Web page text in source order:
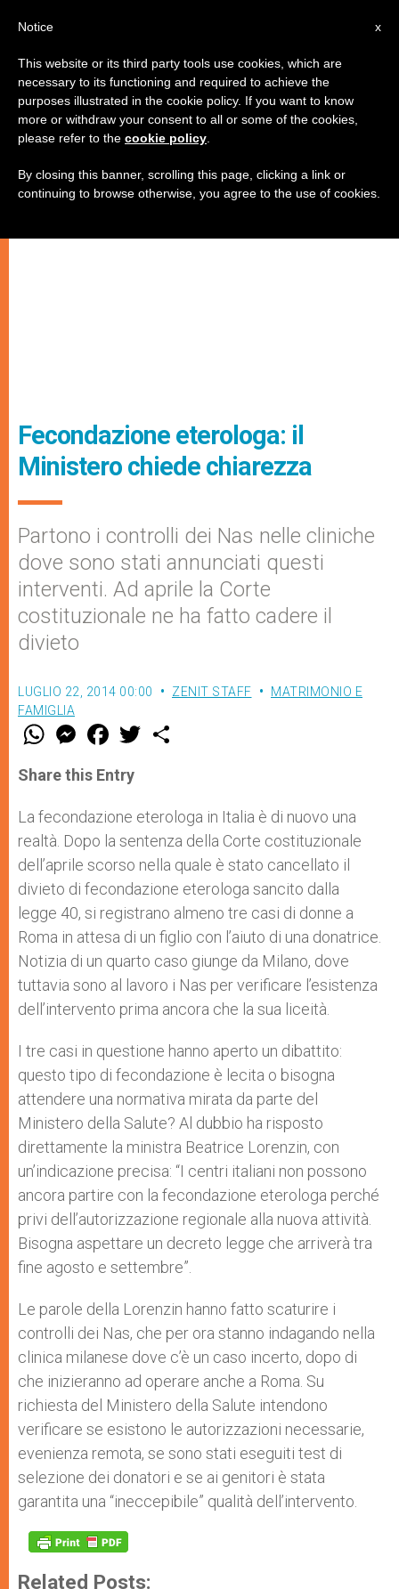
Fecondazione eterologa: il
Ministero chiede chiarezza
Partono i controlli dei Nas nelle cliniche
dove sono stati annunciati questi
interventi. Ad aprile la Corte
costituzionale ne ha fatto cadere il
divieto
LUGLIO 22, 2014 00:00 ZENIT STAFF
MATRIMONIO E
FAMIGLIA
W
t
s
p
p
M
e
s
e
g
e
r
F
a
e
b
o
k
w
r
Share this Entry
La fecondazione eterologa in Italia è di nuovo una
realtà. Dopo la sentenza della Corte costituzionale
dell’aprile scorso nella quale è stato cancellato il
divieto di fecondazione eterologa sancito dalla
legge 40, si registrano almeno tre casi di donne a
Roma in attesa di un figlio con l’aiuto di una donatrice.
Notizia di un quarto caso giunge da Milano, dove
tuttavia sono al lavoro i Nas per verificare l’esistenza
dell’intervento prima ancora che la sua liceità.
I tre casi in questione hanno aperto un dibattito:
questo tipo di fecondazione è lecita o bisogna
attendere una normativa mirata da parte del
Ministero della Salute? Al dubbio ha risposto
direttamente la ministra Beatrice Lorenzin, con
un’indicazione precisa: “I centri italiani non possono
ancora partire con la fecondazione eterologa perché
privi dell’autorizzazione regionale alla nuova attività.
Bisogna aspettare un decreto legge che arriverà tra
fine agosto e settembre”.
Le parole della Lorenzin hanno fatto scaturire i
controlli dei Nas, che per ora stanno indagando nella
clinica milanese dove c’è un caso incerto, dopo di
che inizieranno ad operare anche a Roma. Su
richiesta del Ministero della Salute intendono
verificare se esistono le autorizzazioni necessarie,
evenienza remota, se sono stati eseguiti test di
selezione dei donatori e se ai genitori è stata
garantita una “ineccepibile” qualità dell’intervento.
Related Posts:
x
Notice
This website or its third party tools use cookies, which are
necessary to its functioning and required to achieve the
purposes illustrated in the cookie policy. If you want to know
more or withdraw your consent to all or some of the cookies,
please refer to the cookie policy
By closing this banner, scrolling this page, clicking a link or
continuing to browse otherwise, you agree to the use of cookies.